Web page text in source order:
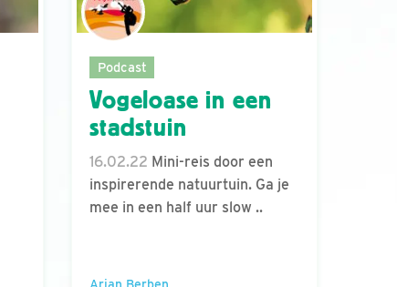
Podcast
Vogeloase in een
stadstuin
16.02.22 Mini-reis door een
inspirerende natuurtuin. Ga je
mee in een half uur slow ..